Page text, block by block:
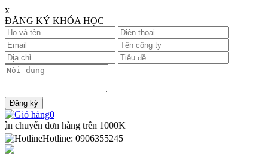
x
ĐĂNG KÝ KHÓA HỌC
0
đơn hàng trên1000K
Hotline: 0906355245